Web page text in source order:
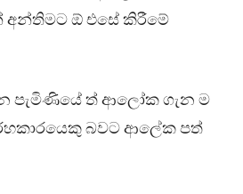
ඕ එසේ කිරීමේ
පැමිණියේ ත් ආලෝක ගැන ම
බවට ආලේක පත්